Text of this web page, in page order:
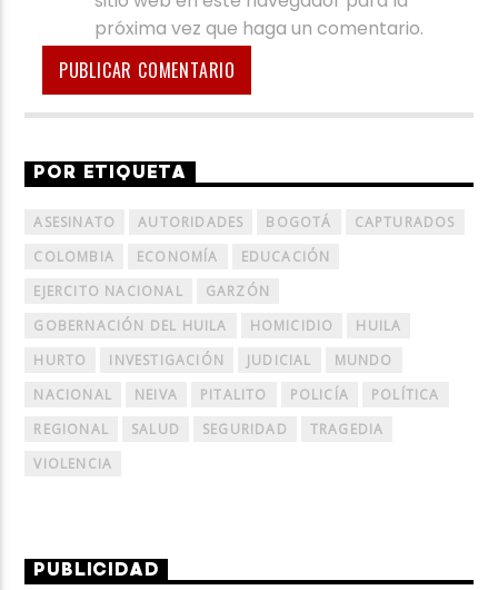
próxima vez que haga un comentario.
POR ETIQUETA
ASESINATO AUTORIDADES BOGOTÁ
CAPTURADOS
COLOMBIA
ECONOMÍA
EDUCACIÓN
EJERCITO NACIONAL
GARZÓN
GOBERNACIÓN DEL HUILA
HOMICIDIO
HUILA
HURTO
INVESTIGACIÓN JUDICIAL
MUNDO
NACIONAL
NEIVA PITALITO POLICÍA
POLÍTICA
REGIONAL
SALUD SEGURIDAD
TRAGEDIA
VIOLENCIA
PUBLICIDAD